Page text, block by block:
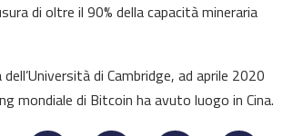
di oltre il 90% della capacità mineraria
di Cambridge, ad aprile 2020
mondiale di Bitcoin ha avuto luogo in Cina.